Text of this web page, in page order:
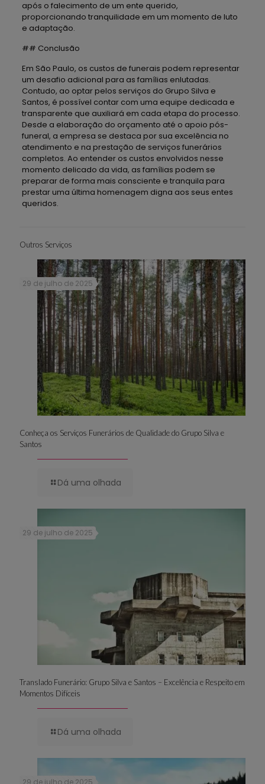
após o falecimento de um ente querido,
proporcionando tranquilidade em um momento de luto
e adaptação.
## Conclusão
Em São Paulo, os custos de funerais podem representar
um desafio adicional para as famílias enlutadas.
Contudo, ao optar pelos serviços do Grupo Silva e
Santos, é possível contar com uma equipe dedicada e
transparente que auxiliará em cada etapa do processo.
Desde a elaboração do orçamento até o apoio pós-
funeral, a empresa se destaca por sua excelência no
atendimento e na prestação de serviços funerários
completos. Ao entender os custos envolvidos nesse
momento delicado da vida, as famílias podem se
preparar de forma mais consciente e tranquila para
prestar uma última homenagem digna aos seus entes
queridos.
Outros Serviços
29 de julho de 2025
Conheça os Serviços Funerários de Qualidade do Grupo Silva e
Santos
Dá uma olhada
29 de julho de 2025
Translado Funerário: Grupo Silva e Santos – Excelência e Respeito em
Momentos Difíceis
Dá uma olhada